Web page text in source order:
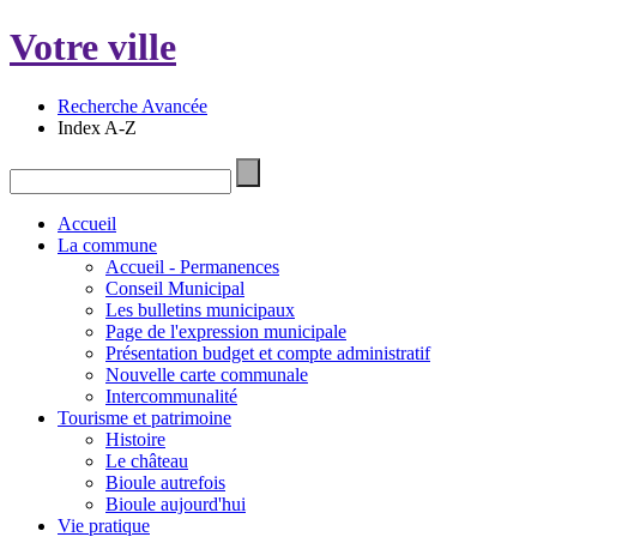
Votre ville
Recherche Avancée
Index A-Z
Accueil
La commune
Accueil - Permanences
Conseil Municipal
Les bulletins municipaux
Page de l'expression municipale
Présentation budget et compte administratif
Nouvelle carte communale
Intercommunalité
Tourisme et patrimoine
Histoire
Le château
Bioule autrefois
Bioule aujourd'hui
Vie pratique